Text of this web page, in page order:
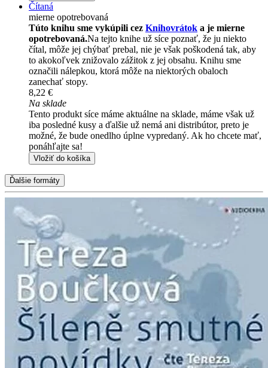
Čítaná
mierne opotrebovaná
Túto knihu sme vykúpili cez Knihovrátok a je mierne
opotrebovaná.Na tejto knihe už síce poznať, že ju niekto
čítal, môže jej chýbať prebal, nie je však poškodená tak, aby
to akokoľvek znižovalo zážitok z jej obsahu. Knihu sme
označili nálepkou, ktorá môže na niektorých obaloch
zanechať stopy.
8,22 €
Na sklade
Tento produkt síce máme aktuálne na sklade, máme však už
iba posledné kusy a ďalšie už nemá ani distribútor, preto je
možné, že bude onedlho úplne vypredaný. Ak ho chcete mať,
ponáhľajte sa!
Vložiť do košíka
Ďalšie formáty